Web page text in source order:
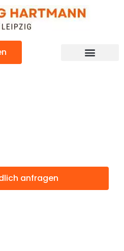
anfragen